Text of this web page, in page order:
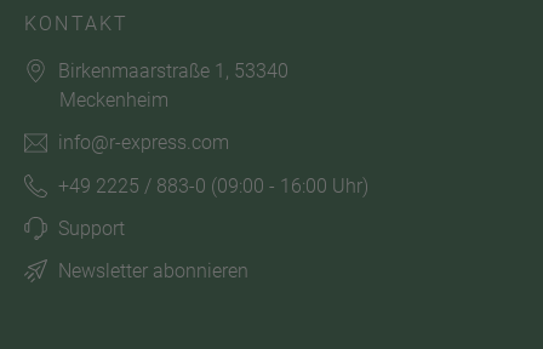
KONTAKT
Birkenmaarstraße 1, 53340
Meckenheim
info@r-express.com
+49 2225 / 883-0 (09:00 - 16:00 Uhr)
Support
Newsletter abonnieren